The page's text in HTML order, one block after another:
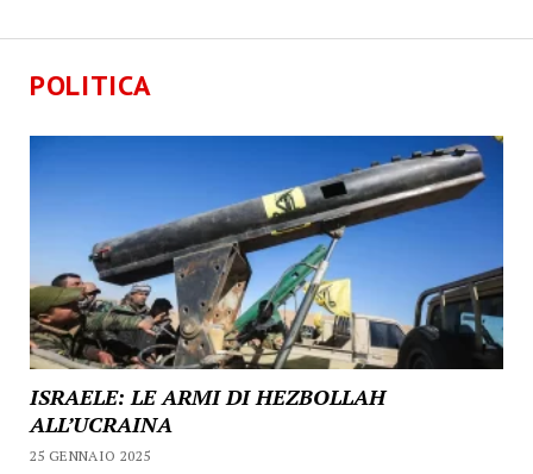
POLITICA
ISRAELE: LE ARMI DI HEZBOLLAH
ALL’UCRAINA
25 GENNAIO 2025